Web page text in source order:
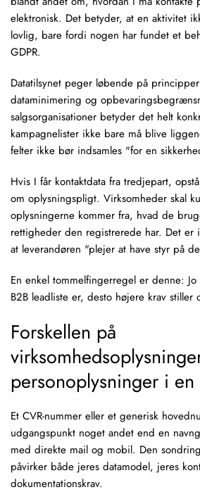
elektronisk. Det betyder, at en aktivitet
lovlig, bare fordi nogen har fundet et
GDPR.
Datatilsynet peger løbende på
dataminimering og
salgsorganisationer betyder det helt
kampagnelister ikke bare må blive
felter ikke bør indsamles "for en
Hvis I får kontaktdata fra tredjepart,
om oplysningspligt. Virksomheder skal
oplysningerne kommer fra, hvad de
rettigheder den registrerede har. Det er
at leverandøren "plejer at have styr på
En enkel tommelfingerregel er denne:
B2B leadliste er, desto højere krav stiller
Forskellen på
personoplysninger i en
Et CVR-nummer eller et generisk
udgangspunkt noget andet end en
med direkte mail og mobil. Den
påvirker både jeres datamodel, jeres
dokumentationskrav.